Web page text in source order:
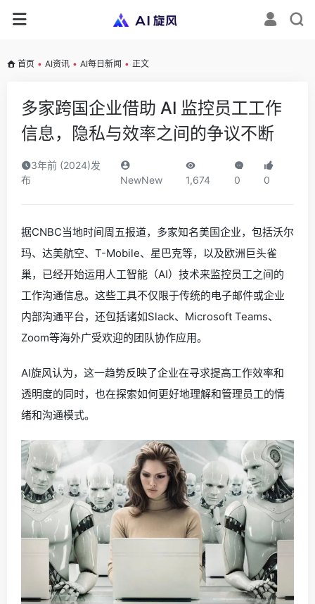
首页 • AI资讯 • AI每日新闻 • 正文
多家跨国企业借助 AI 监控员工工作
信息，隐私与效率之间的争议不断
3年前 (2024)发
布
NewNew 1,674 0 0
据CNBC当地时间周五报道，多家知名美国企业，包括沃尔
玛、达美航空、T-Mobile、星巴克等，以及欧洲巨头雀
巢，已经开始运用人工智能（AI）技术来监控员工之间的
工作沟通信息。这些工具不仅限于传统的电子邮件或企业
内部沟通平台，还包括诸如Slack、Microsoft Teams、
Zoom等海外广受欢迎的团队协作应用。
AI旋风认为，这一趋势反映了企业在寻求提高工作效率和
透明度的同时，也在探索如何更好地理解和管理员工的情
绪和沟通模式。